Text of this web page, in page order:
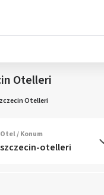
Otelleri
Otelleri
Otel / Konum